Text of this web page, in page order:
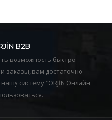
B2B
возможность быстро
заказы, вам достаточно
систему "ORJİN Онлайн